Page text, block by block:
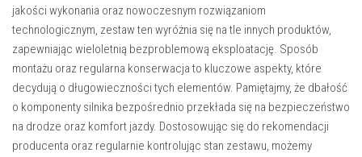
jakości wykonania oraz nowoczesnym rozwiązaniom
technologicznym, zestaw ten wyróżnia się na tle innych produktów,
zapewniając wieloletnią bezproblemową eksploatację. Sposób
montażu oraz regularna konserwacja to kluczowe aspekty, które
decydują o długowieczności tych elementów. Pamiętajmy, że dbałość
o komponenty silnika bezpośrednio przekłada się na bezpieczeństwo
na drodze oraz komfort jazdy. Dostosowując się do rekomendacji
producenta oraz regularnie kontrolując stan zestawu, możemy